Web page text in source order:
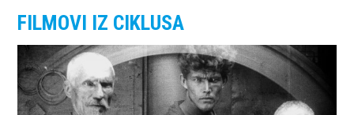
FILMOVI IZ CIKLUSA